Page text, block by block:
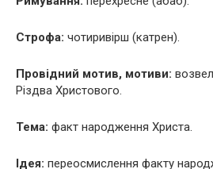
Строфа: чотиривірш (катрен).
Провідний мотив, мотиви:
Різдва Христового.
Тема: факт народження Христа.
Ідея: переосмислення факту